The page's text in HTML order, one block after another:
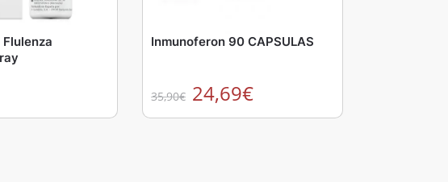
Inmunoferon 90 CAPSULAS
35,90€ 24,69€